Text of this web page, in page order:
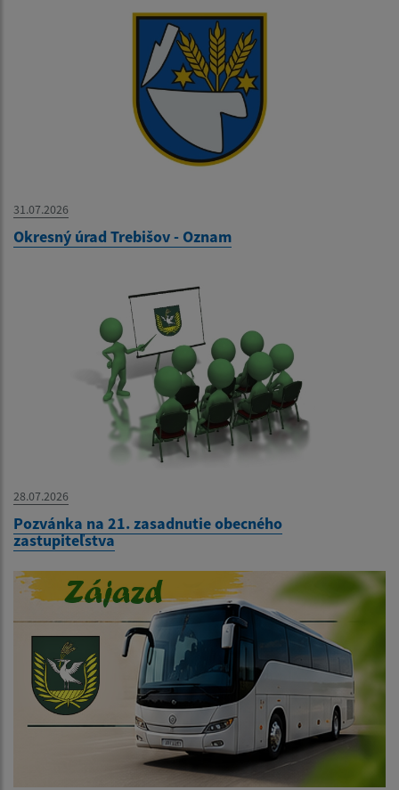
31.07.2026
Okresný úrad Trebišov - Oznam
28.07.2026
Pozvánka na 21. zasadnutie obecného
zastupiteľstva